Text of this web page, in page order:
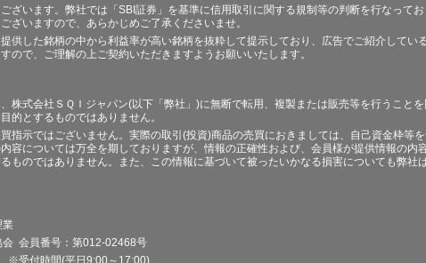
います。弊社では「SBI証券」を基準に信用取引に関する規制等の判断を行なってお
ざいますので、あらかじめご了承くださいませ。
供した銘柄の中から利益率が高い銘柄を抜粋して提示しており、広告でご紹介してい
で、ご理解の上ご契約いただきますようお願いいたします。
式会社ＳＱＩジャパン(以下「弊社」)に無断で転用、複製または販売等を行うことを
的とするものではありません。
指示ではございません。実際の取引(投資)商品の売買におきましては、自己資金枠等
については万全を期しておりますが、情報の正確性および、会員様が提供情報の内
ものではありません。また、この情報に基づいて被ったいかなる損害についても弊社
会 会員番号：第012-02468号
※受付時間(平日9:00～17:00)